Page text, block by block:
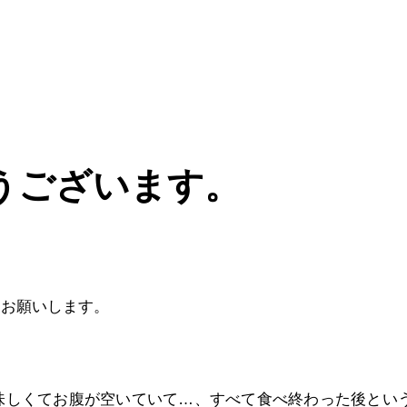
ざいます。
願いします。
くてお腹が空いていて…、すべて食べ終わった後とい